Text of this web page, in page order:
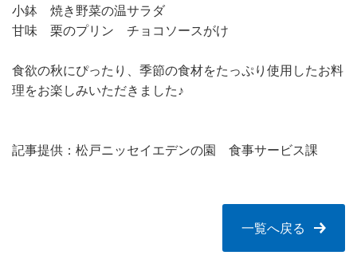
小鉢 焼き野菜の温サラダ
甘味 栗のプリン チョコソースがけ
食欲の秋にぴったり、季節の食材をたっぷり使用したお料
理をお楽しみいただきました♪
記事提供：松戸ニッセイエデンの園 食事サービス課
一覧へ戻る